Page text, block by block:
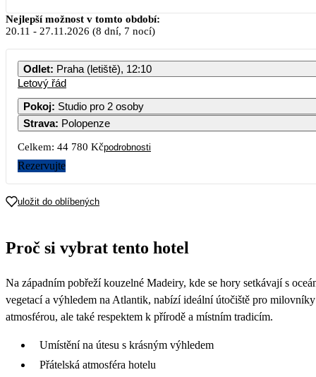
Nejlepší možnost v tomto období:
20.11 - 27.11.2026 (8 dní, 7 nocí)
Odlet: Praha (letiště), 12:10
Letový řád
Pokoj: Studio pro 2 osoby
Strava: Polopenze
Celkem: 44 780 Kčpodrobnosti
Rezervujte
uložit do oblíbených
Proč si vybrat tento hotel
Na západním pobřeží kouzelné Madeiry, kde se hory setkávají s
vegetací a výhledem na Atlantik, nabízí ideální útočiště pro
atmosférou, ale také respektem k přírodě a místním tradicím.
Umístění na útesu s krásným výhledem
Přátelská atmosféra hotelu